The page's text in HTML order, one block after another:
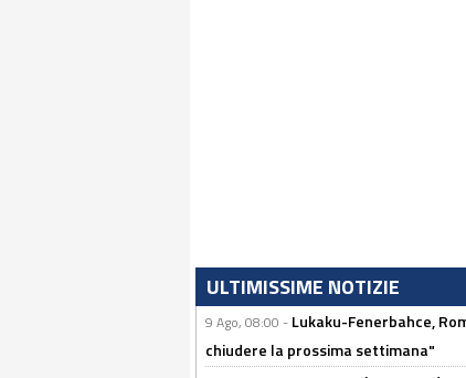
ULTIMISSIME NOTIZIE
9 Ago, 08:00 - Lukaku-Fenerbahce,
chiudere la prossima settimana"